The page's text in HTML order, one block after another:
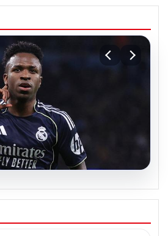
Madrid ile geleceğini